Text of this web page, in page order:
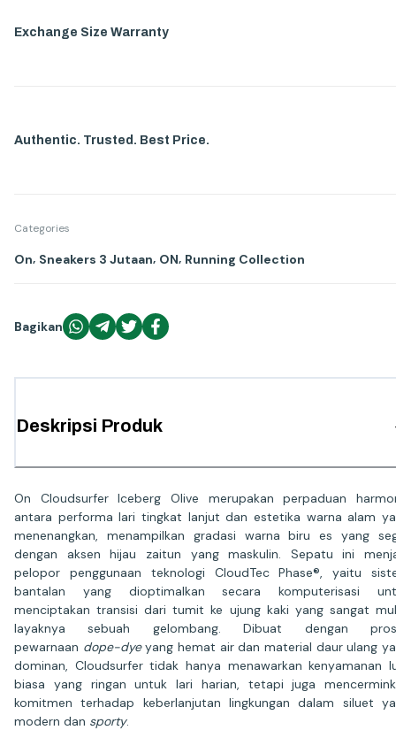
Exchange Size Warranty
Authentic. Trusted. Best Price.
Categories
On Sneakers 3 Jutaan ON Running Collection
Bagikan
Deskripsi Produk
On Cloudsurfer Iceberg Olive merupakan perpaduan
antara performa lari tingkat lanjut dan estetika warna alam
menenangkan, menampilkan gradasi warna biru es yang
dengan aksen hijau zaitun yang maskulin. Sepatu ini
pelopor penggunaan teknologi CloudTec Phase®, yaitu
bantalan yang dioptimalkan secara komputerisasi
menciptakan transisi dari tumit ke ujung kaki yang sangat
layaknya sebuah gelombang. Dibuat dengan
pewarnaan dope-dyeyang hemat air dan material daur ulang
dominan, Cloudsurfer tidak hanya menawarkan kenyamanan
biasa yang ringan untuk lari harian, tetapi juga
komitmen terhadap keberlanjutan lingkungan dalam siluet
modern dan sporty.